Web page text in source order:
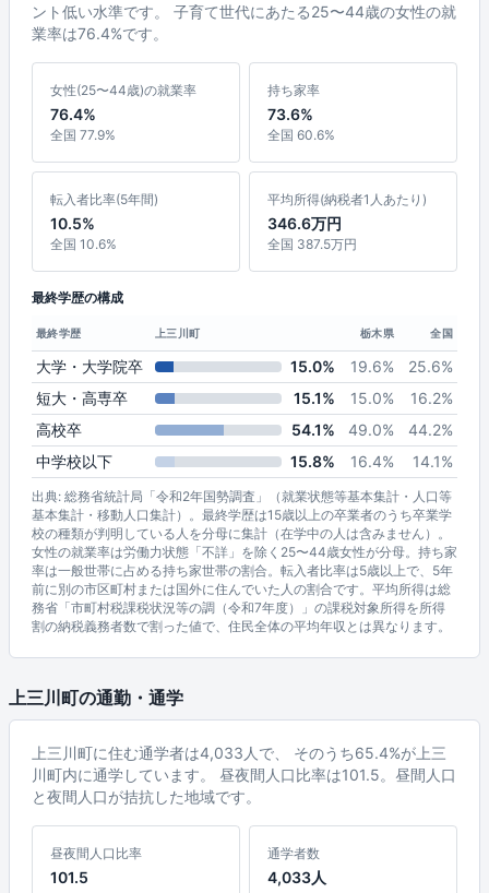
ント低い水準です。 子育て世代にあたる25〜44歳の女性の就
業率は76.4%です。
女性(25〜44歳)の就業率
76.4%
全国 77.9%
持ち家率
73.6%
全国 60.6%
転入者比率(5年間)
10.5%
全国 10.6%
平均所得(納税者1人あたり)
346.6万円
全国 387.5万円
最終学歴の構成
最終学歴 上三川町 栃木県 全国
大学・大学院卒 15.0% 19.6%
25.6%
短大・高専卒
15.1% 15.0%
16.2%
高校卒
54.1% 49.0%
44.2%
中学校以下
15.8% 16.4% 14.1%
出典: 総務省統計局「令和2年国勢調査」（就業状態等基本集計・人口等
基本集計・移動人口集計）。最終学歴は15歳以上の卒業者のうち卒業学
校の種類が判明している人を分母に集計（在学中の人は含みません）。
女性の就業率は労働力状態「不詳」を除く25〜44歳女性が分母。持ち家
率は一般世帯に占める持ち家世帯の割合。転入者比率は5歳以上で、5年
前に別の市区町村または国外に住んでいた人の割合です。平均所得は総
務省「市町村税課税状況等の調（令和7年度）」の課税対象所得を所得
割の納税義務者数で割った値で、住民全体の平均年収とは異なります。
上三川町の通勤・通学
上三川町に住む通学者は4,033人で、 そのうち65.4%が上三
川町内に通学しています。 昼夜間人口比率は101.5。昼間人口
と夜間人口が拮抗した地域です。
昼夜間人口比率
101.5
通学者数
4,033人